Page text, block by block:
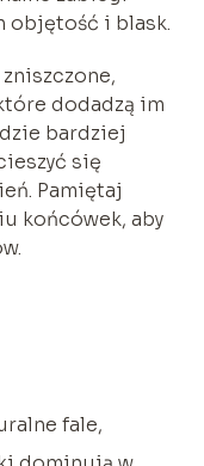
objętość i blask.
dodadzą im
bardziej
się
Pamiętaj
końcówek, aby
fale,